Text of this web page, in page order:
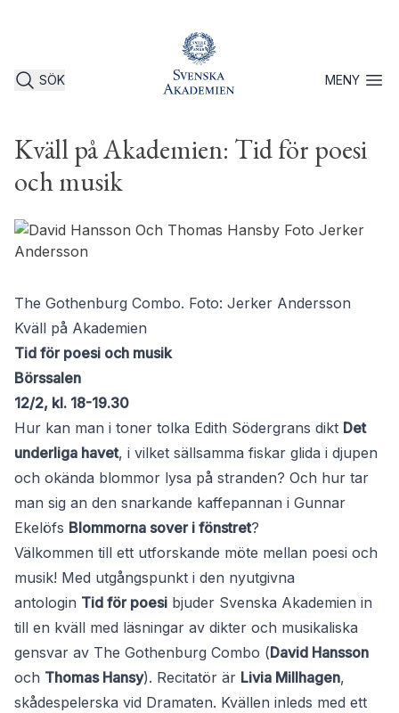
SÖK MENYÖppna
Kväll på Akademien: Tid för poesi
och musik
The Gothenburg Combo. Foto: Jerker Andersson
Kväll på Akademien
Tid för poesi och musik
Börssalen
12/2, kl. 18-19.30
Hur kan man i toner tolka Edith Södergrans dikt Det
underliga havet, i vilket sällsamma fiskar glida i djupen
och okända blommor lysa på stranden? Och hur tar
man sig an den snarkande kaffepannan i Gunnar
Ekelöfs Blommorna sover i fönstret?
Välkommen till ett utforskande möte mellan poesi och
musik! Med utgångspunkt i den nyutgivna
antologin Tid för poesi bjuder Svenska Akademien in
till en kväll med läsningar av dikter och musikaliska
gensvar av The Gothenburg Combo (David Hansson
och Thomas Hansy). Recitatör är Livia Millhagen,
skådespelerska vid Dramaten. Kvällen inleds med ett